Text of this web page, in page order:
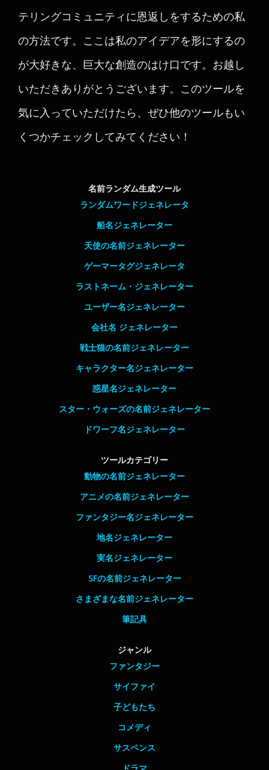
テリングコミュニティに恩返しをするための私
の方法です。ここは私のアイデアを形にするの
が大好きな、巨大な創造のはけ口です。お越し
いただきありがとうございます。このツールを
気に入っていただけたら、ぜひ他のツールもい
くつかチェックしてみてください！
名前ランダム生成ツール
ランダムワードジェネレータ
船名ジェネレーター
天使の名前ジェネレーター
ゲーマータグジェネレータ
ラストネーム・ジェネレーター
ユーザー名ジェネレーター
会社名 ジェネレーター
戦士猫の名前ジェネレーター
キャラクター名ジェネレーター
惑星名ジェネレーター
スター・ウォーズの名前ジェネレーター
ドワーフ名ジェネレーター
ツールカテゴリー
動物の名前ジェネレーター
アニメの名前ジェネレーター
ファンタジー名ジェネレーター
地名ジェネレーター
実名ジェネレーター
SFの名前ジェネレーター
さまざまな名前ジェネレーター
筆記具
ジャンル
ファンタジー
サイファイ
子どもたち
コメディ
サスペンス